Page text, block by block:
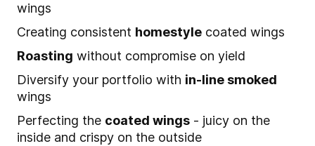
wings
Creating consistent homestyle coated wings
Roasting without compromise on yield
Diversify your portfolio with in-line smoked
wings
Perfecting the coated wings - juicy on the
inside and crispy on the outside